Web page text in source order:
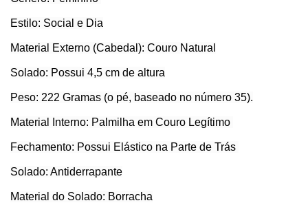
Estilo: Social e Dia
Material Externo (Cabedal): Couro Natural
Solado: Possui 4,5 cm de altura
Peso: 222 Gramas (o pé, baseado no número 35).
Material Interno: Palmilha em Couro Legítimo
Fechamento: Possui Elástico na Parte de Trás
Solado: Antiderrapante
Material do Solado: Borracha